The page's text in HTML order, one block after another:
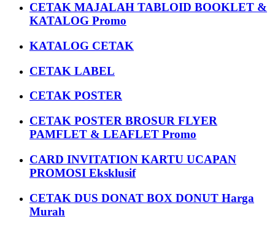
CETAK MAJALAH TABLOID BOOKLET &
KATALOG Promo
KATALOG CETAK
CETAK LABEL
CETAK POSTER
CETAK POSTER BROSUR FLYER
PAMFLET & LEAFLET Promo
CARD INVITATION KARTU UCAPAN
PROMOSI Eksklusif
CETAK DUS DONAT BOX DONUT Harga
Murah